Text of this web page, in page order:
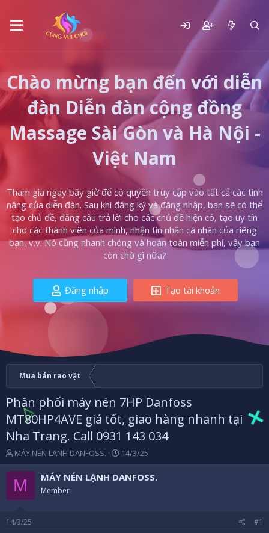
Chào mừng bạn đến với diễn
đàn Diễn đàn cộng đồng
Massage Sài Gòn và Hà Nội -
Việt Nam
Tham gia ngay bây giờ để có quyền truy cập vào tất cả các tính
năng của diễn đàn. Sau khi đăng ký và đăng nhập, bạn sẽ có thể
tạo chủ đề, đăng câu trả lời cho các chủ đề hiện có, tạo uy tín
cho các thành viên của mình, nhận tin nhắn cá nhân của riêng
bạn, v.v. Nó cũng nhanh chóng và hoàn toàn miễn phí, vậy bạn
còn chờ gì nữa?
Đăng nhập Tạo tài khoản
Mua bán rao vặt
Phân phối máy nén 7HP Danfoss
MT80HP4AVE giá tốt, giao hàng nhanh tại
Nha Trang. Call 0931 143 034
B
ắ
t
đ
MÁY NÉN LẠNH DANFOSS.
N
g
à
14/3/25
M MÁY NÉN LẠNH DANFOSS.
Member
14/3/25 #1